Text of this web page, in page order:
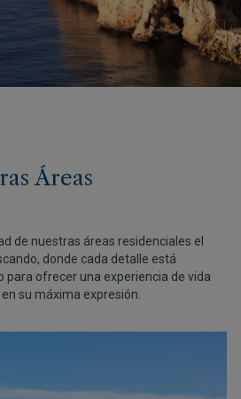
Áreas
de nuestras áreas residenciales el
donde cada detalle está
para ofrecer una experiencia de vida
su máxima expresión.